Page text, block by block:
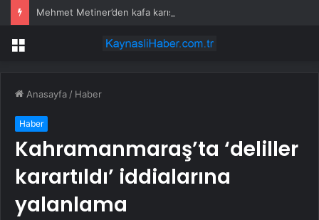
Menü
Anasayfa / Haber
Haber
Kahramanmaraş’ta ‘deliller
karartıldı’ iddialarına
yalanlama